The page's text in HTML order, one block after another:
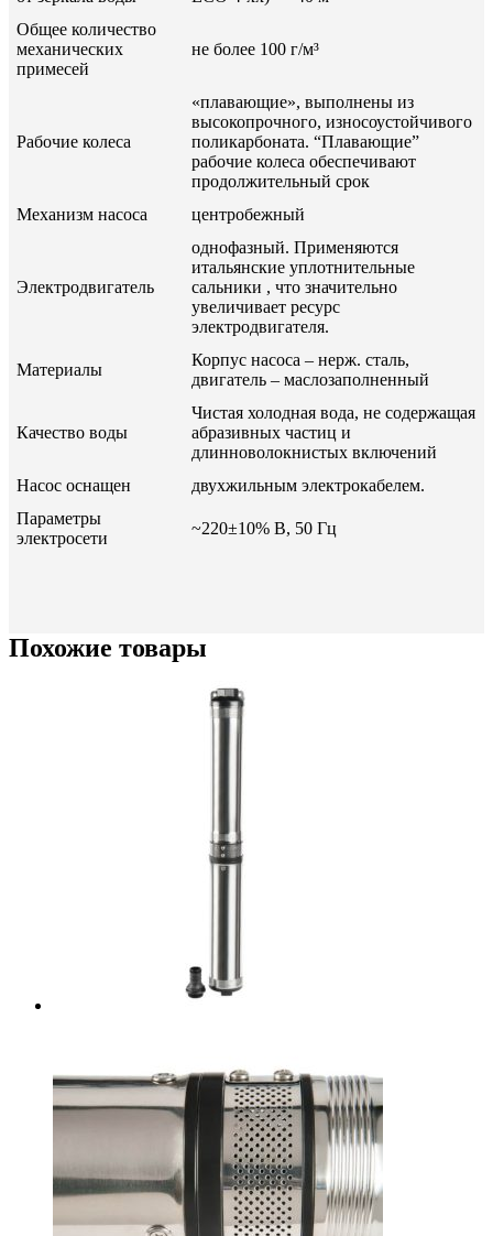
Общее количество
механических
примесей
не более 100 г/м³
Рабочие колеса
«плавающие», выполнены из
высокопрочного, износоустойчивого
поликарбоната. “Плавающие”
рабочие колеса обеспечивают
продолжительный срок
Механизм насоса
центробежный
Электродвигатель
однофазный. Применяются
итальянские уплотнительные
сальники , что значительно
увеличивает ресурс
электродвигателя.
Материалы
Корпус насоса – нерж. сталь,
двигатель – маслозаполненный
Качество воды
Чистая холодная вода, не содержащая
абразивных частиц и
длинноволокнистых включений
Насос оснащен
двухжильным электрокабелем.
Параметры
электросети
~220±10% В, 50 Гц
Похожие товары